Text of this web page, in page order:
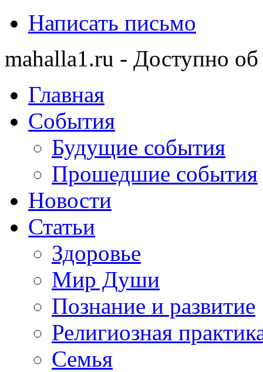
Написать письмо
mahalla1.ru - Доступно об
Главная
События
Будущие события
Прошедшие события
Новости
Статьи
Здоровье
Мир Души
Познание и развитие
Религиозная
Семья